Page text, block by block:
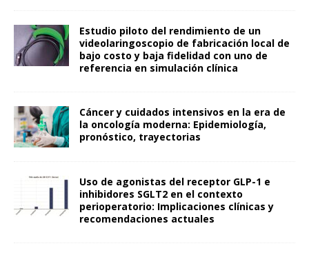
Estudio piloto del rendimiento de un
videolaringoscopio de fabricación local de
bajo costo y baja fidelidad con uno de
referencia en simulación clínica
Cáncer y cuidados intensivos en la era de
la oncología moderna: Epidemiología,
pronóstico, trayectorias
Uso de agonistas del receptor GLP-1 e
inhibidores SGLT2 en el contexto
perioperatorio: Implicaciones clínicas y
recomendaciones actuales